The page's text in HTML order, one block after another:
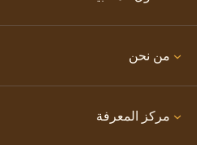
من نحن
مركز المعرفة